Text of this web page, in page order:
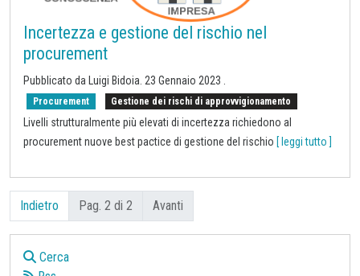
Incertezza e gestione del rischio nel
procurement
Pubblicato da Luigi Bidoia. 23 Gennaio 2023
Procurement Gestione dei rischi di approvvigionamento
Livelli strutturalmente più elevati di incertezza richiedono al
procurement nuove best pactice di gestione del rischio [ leggi tutto ]
Indietro Pag. 2 di 2 Avanti
Cerca